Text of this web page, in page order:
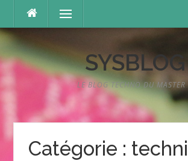
contenu
Menu
SYSBLOG
LE BLOG TECHNO DU
Catégorie :